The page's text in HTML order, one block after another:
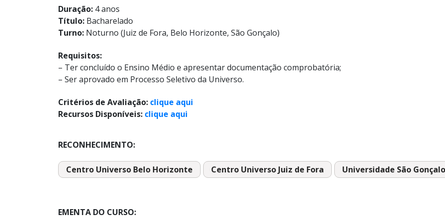
Duração: 4 anos
Título: Bacharelado
Turno: Noturno (Juiz de Fora, Belo Horizonte, São Gonçalo)
Requisitos:
– Ter concluído o Ensino Médio e apresentar documentação comprobatória;
– Ser aprovado em Processo Seletivo da Universo.
Critérios de Avaliação: clique aqui
Recursos Disponíveis: clique aqui
RECONHECIMENTO:
Centro Universo Belo Horizonte Centro Universo Juiz de Fora Universidade São Gonçalo
EMENTA DO CURSO: